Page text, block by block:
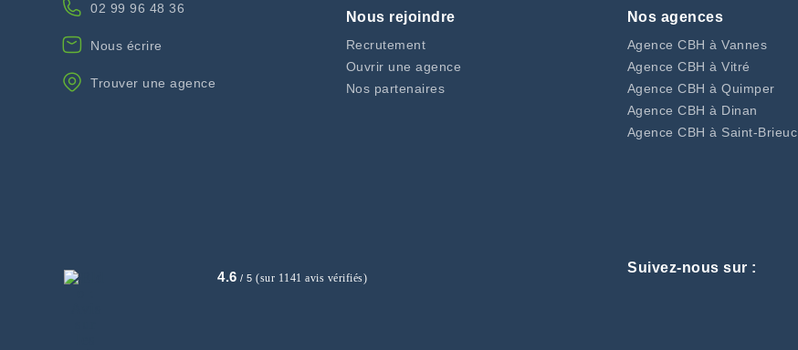
02 99 96 48 36
Nous écrire
Trouver une agence
Nous rejoindre
Recrutement
Ouvrir une agence
Nos partenaires
Nos agences
Agence CBH à Vannes
Agence CBH à Vitré
Agence CBH à Quimper
Agence CBH à Dinan
Agence CBH à Saint-Brieuc
4.6 / 5 (sur 1141 avis vérifiés)
Suivez-nous sur :